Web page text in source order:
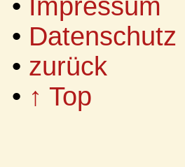
• Impressum
• Datenschutz
• zurück
• ↑ Top